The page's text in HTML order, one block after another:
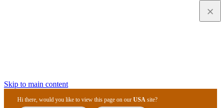
Skip to main content
Hi there, would you like to view this page on ourUSA site?